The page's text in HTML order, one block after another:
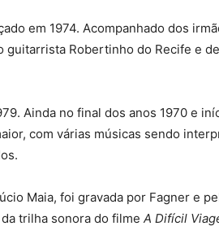
em 1974. Acompanhado dos
guitarrista Robertinho do Recife e
Ainda no final dos anos 1970 e
com várias músicas sendo
Maia, foi gravada por Fagner e
trilha sonora do filme A Difícil